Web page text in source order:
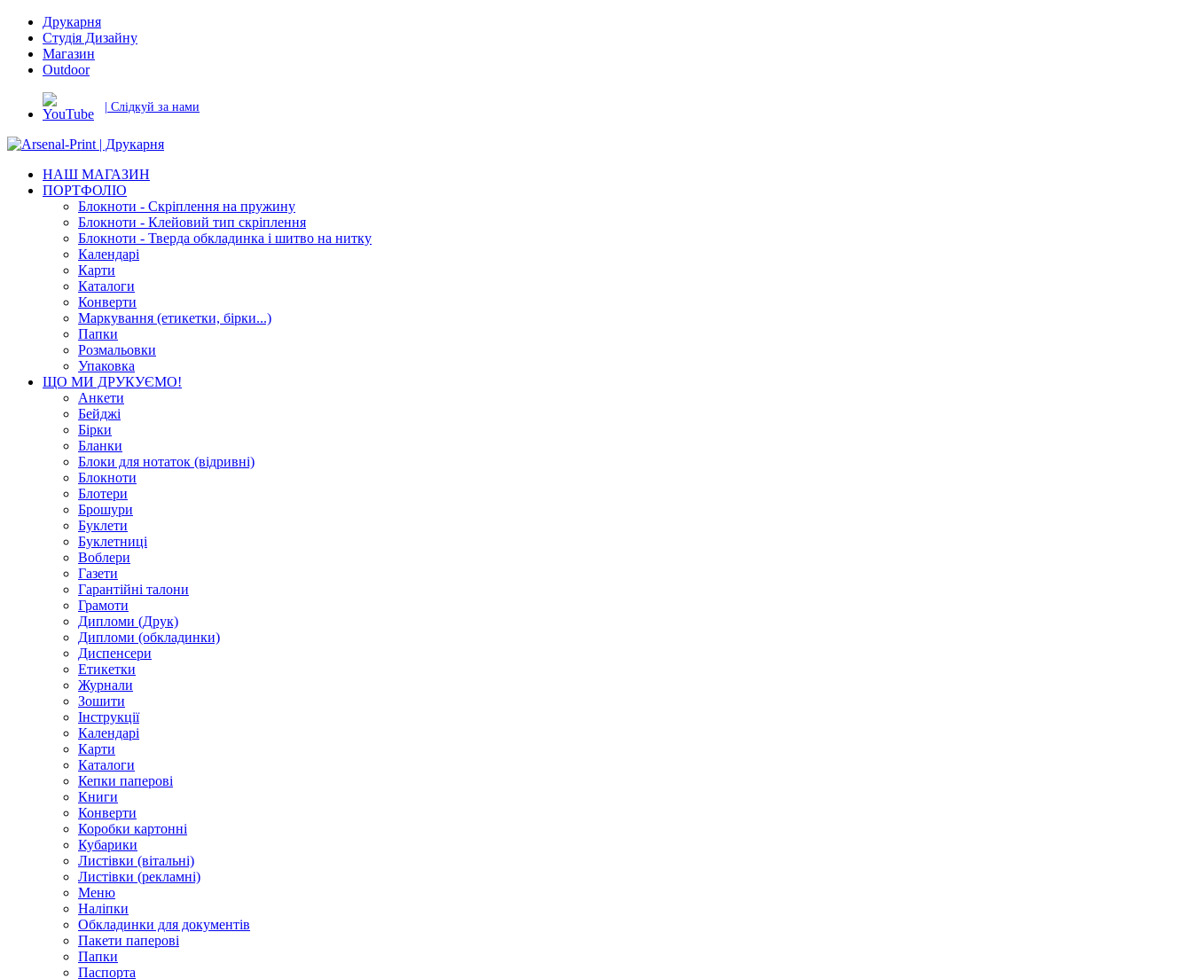
Друкарня
Студія Дизайну
Магазин
Outdoor
| Слідкуй за нами
НАШ МАГАЗИН
ПОРТФОЛІО
Блокноти - Скріплення на пружину
Блокноти - Клейовий тип скріплення
Блокноти - Тверда обкладинка і шитво на нитку
Календарі
Карти
Каталоги
Конверти
Маркування (етикетки, бірки...)
Папки
Розмальовки
Упаковка
ЩО МИ ДРУКУЄМО!
Анкети
Бейджі
Бірки
Бланки
Блоки для нотаток (відривні)
Блокноти
Блотери
Брошури
Буклети
Буклетниці
Воблери
Газети
Гарантійні талони
Грамоти
Дипломи (Друк)
Дипломи (обкладинки)
Диспенсери
Етикетки
Журнали
Зошити
Інструкції
Календарі
Карти
Каталоги
Кепки паперові
Книги
Конверти
Коробки картонні
Кубарики
Листівки (вітальні)
Листівки (рекламні)
Меню
Наліпки
Обкладинки для документів
Пакети паперові
Папки
Паспорта